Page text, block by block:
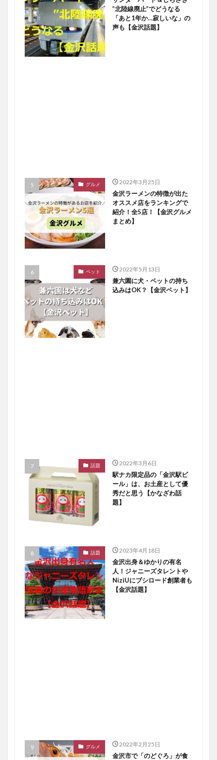
”北陸線廃止”でどうなる
「あと1年か…寂しいな」の
声も【金沢話題】
グルメ 2022年3月25日
金沢ラーメンの特徴が出た
オススメ店をランキングで
紹介！全5店！【金沢グルメ
まとめ】
ペット 2022年5月13日
兼六園に犬・ペットの持ち
込みはOK？【金沢ペット】
話題 2022年3月6日
駅ナカ限定品の「金沢駅ビ
ール」は、お土産として優
秀だと思う【かなざわ話
題】
話題 2023年4月18日
金沢出身＆ゆかりの有名
人！ジャニーズタレントや
NiziUにブシロード創業者も
【金沢話題】
グルメ 2022年2月25日
金沢市で「のどぐろ」が食